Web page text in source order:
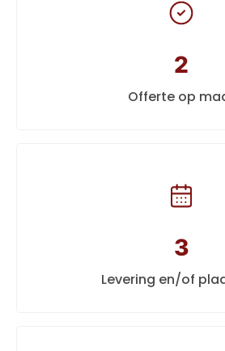
2
Offerte op
3
Levering en/of